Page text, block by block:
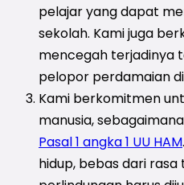
pelajar yang dapat
sekolah. Kami juga
mencegah terjadinya
pelopor perdamaian
Kami berkomitmen
manusia,
Pasal 1 angka 1 UU HAM
hidup, bebas dari